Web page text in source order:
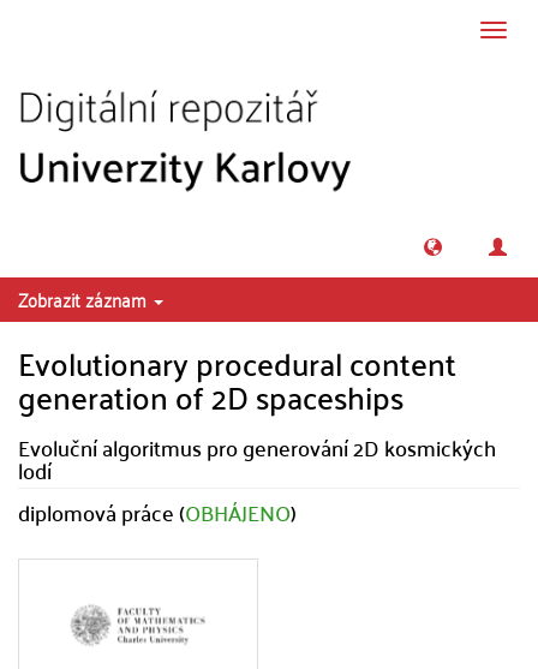
Zobrazit záznam
Evolutionary procedural content
generation of 2D spaceships
Evoluční algoritmus pro generování 2D kosmických
lodí
diplomová práce (OBHÁJENO)